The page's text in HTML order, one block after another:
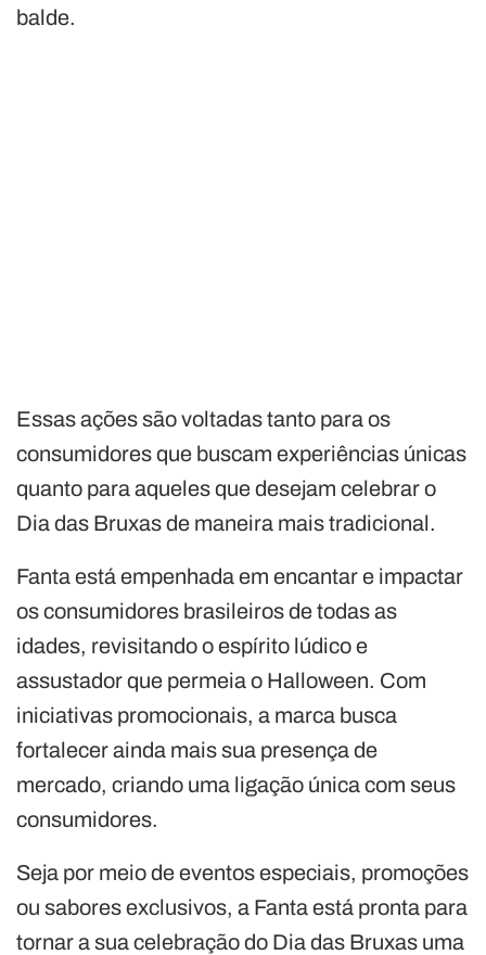
balde.
Essas ações são voltadas tanto para os
consumidores que buscam experiências únicas
quanto para aqueles que desejam celebrar o
Dia das Bruxas de maneira mais tradicional.
Fanta está empenhada em encantar e impactar
os consumidores brasileiros de todas as
idades, revisitando o espírito lúdico e
assustador que permeia o Halloween. Com
iniciativas promocionais, a marca busca
fortalecer ainda mais sua presença de
mercado, criando uma ligação única com seus
consumidores.
Seja por meio de eventos especiais, promoções
ou sabores exclusivos, a Fanta está pronta para
tornar a sua celebração do Dia das Bruxas uma